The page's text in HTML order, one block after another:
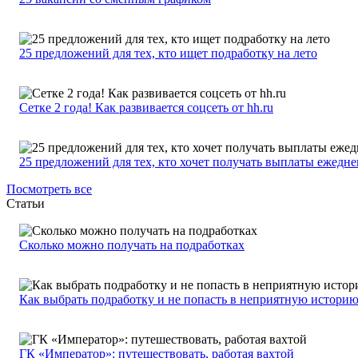
25 предложений для тех, кто ищет подработку на лето
Сетке 2 года! Как развивается соцсеть от hh.ru
25 предложений для тех, кто хочет получать выплаты
Посмотреть все
Статьи
Сколько можно получать на подработках
Как выбрать подработку и не попасть в неприятную историю
ГК «Император»: путешествовать, работая вахтой